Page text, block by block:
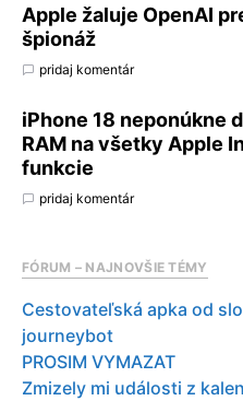
Apple žaluje OpenAI
špionáž
pridaj komentár
iPhone 18 neponúkne
RAM na všetky Apple
funkcie
pridaj komentár
FÓRUM – NAJNOVŠIE TÉMY
Cestovateľská apka od
journeybot
PROSIM VYMAZAT
Zmizely mi události z